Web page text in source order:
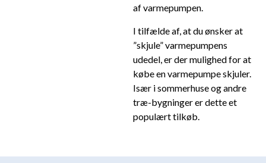
af varmepumpen.
I tilfælde af, at du ønsker at
”skjule” varmepumpens
udedel, er der mulighed for at
købe en varmepumpe skjuler.
Især i sommerhuse og andre
træ-bygninger er dette et
populært tilkøb.